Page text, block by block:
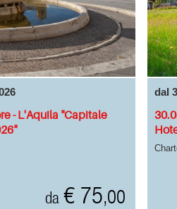
- L'Aquila "Capitale
da € 75,00
dal